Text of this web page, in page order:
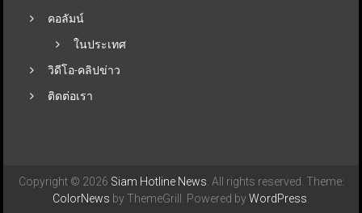
คอลัมน์
ในประเทศ
วิดีโอ-คลิปข่าว
ติดต่อเรา
Copyright © 2026 Siam Hotline News . All rights reserved. Theme:
ColorNews by ThemeGrill. Powered byWordPress